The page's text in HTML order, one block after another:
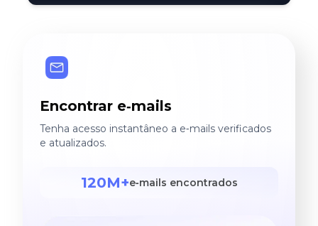
Encontrar e‑mails
Tenha acesso instantâneo a e‑mails verificados
e atualizados.
120M+e‑mails encontrados